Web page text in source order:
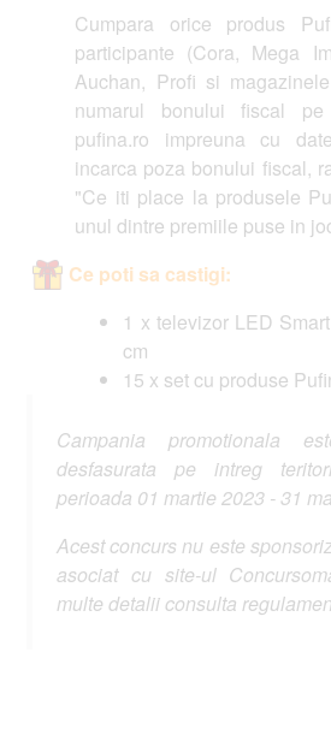
Cumpara orice produs
participante (Cora, Mega
Auchan, Profi si magazinele
numarul bonului fiscal pe
pufina.ro impreuna cu
incarca poza bonului fiscal,
"Ce iti place la produsele
unul dintre premiile puse in joc.
Ce poti sa castigi:
1 x televizor LED Smart
15 x set cu produse
Campania promotionala este
desfasurata pe intreg
perioada 01 martie 2023 - 31
Acest concurs nu este
asociat cu site-ul
multe detalii consulta